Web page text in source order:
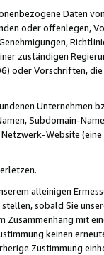
Daten
oder offenlegen,
zuständigen
oder Vorschriften,
Unternehmen
Subdomain-
Website
alleinigen
sobald Sie
Zusammenhang mit
keinen
Zustimmung